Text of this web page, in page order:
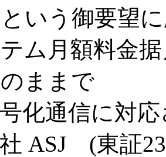
いう御要望
ム月額料金
ままで
化通信に対
社 ASJ (東証